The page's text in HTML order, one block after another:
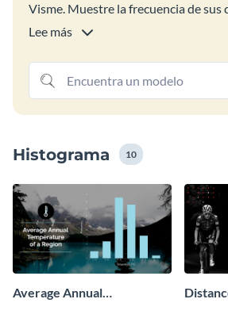
Visme. Muestre la frecuencia de sus
datos ingresando su información en
y personalidad. Anime sus gráficos o
infografía como un archivo de imagen
Lee más
Histograma 10
Average Annual